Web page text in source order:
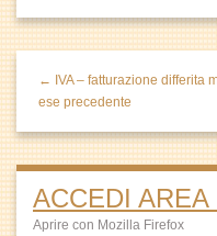
← IVA – fatturazione differita
ese precedente
ACCEDI AREA
Aprire con Mozilla Firefox